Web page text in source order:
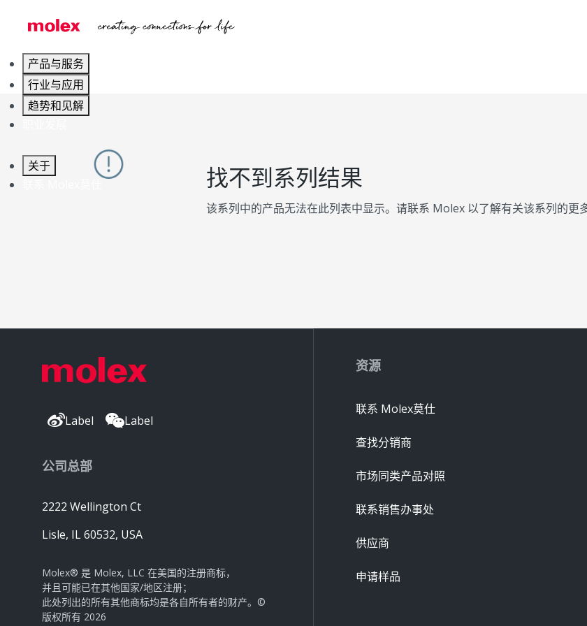
产品与服务
行业与应用
趋势和见解
关于
找不到系列结果
该系列中的产品无法在此列表中显示。请联系 Molex 以了解有关该系列的更
Label Label
公司总部
2222 Wellington Ct
Lisle, IL 60532, USA
Molex® 是 Molex, LLC 在美国的注册商标，
并且可能已在其他国家/地区注册；
此处列出的所有其他商标均是各自所有者的财产。©
版权所有 2026
资源
联系 Molex莫仕
查找分销商
市场同类产品对照
联系销售办事处
供应商
申请样品